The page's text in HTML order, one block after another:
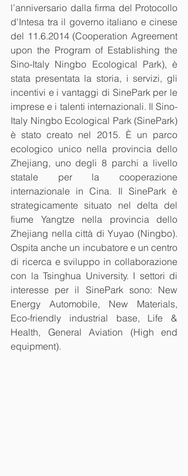
l’anniversario dalla firma del Protocollo
d'Intesa tra il governo italiano e cinese
del 11.6.2014 (Cooperation Agreement
upon the Program of Establishing the
Sino-Italy Ningbo Ecological Park), è
stata presentata la storia, i servizi, gli
incentivi e i vantaggi di SinePark per le
imprese e i talenti internazionali. Il Sino-
Italy Ningbo Ecological Park (SinePark)
è stato creato nel 2015. È un parco
ecologico unico nella provincia dello
Zhejiang, uno degli 8 parchi a livello
statale per la cooperazione
internazionale in Cina. Il SinePark è
strategicamente situato nel delta del
fiume Yangtze nella provincia dello
Zhejiang nella città di Yuyao (Ningbo).
Ospita anche un incubatore e un centro
di ricerca e sviluppo in collaborazione
con la Tsinghua University. I settori di
interesse per il SinePark sono: New
Energy Automobile, New Materials,
Eco-friendly industrial base, Life &
Health, General Aviation (High end
equipment).